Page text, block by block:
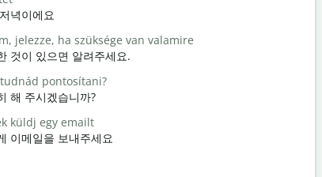
녁이에요
jelezze, ha szüksége van valamire
것이 있으면 알려주세요.
pontosítani?
해 주시겠습니까?
küldj egy emailt
이메일을 보내주세요